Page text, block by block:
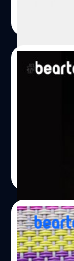
ด้วย Nikkei ร
โคโรนาทำให้
รุ่นใหม่ได้ตาม
iPhone 11 ก็อ
อย่างไรก็ดี มีรา
9 รุ่นใหม่ในวัน
สั่งผลิต
ปัญหาในปัจจุบั
หากไม่มีปัญหา
เติมว่า เดิมที
2019 แต่เนื่อง
บริษัทต้องเลื่อน
รุ่นราคาถูก ตอ
ลือ!! Apple
มีนาคมนี้ แล
iPhone-Ticker
จะถูกจัดขึ้นใน
12/02/2020
เผยโฉมเคส
จองล่วงหน้